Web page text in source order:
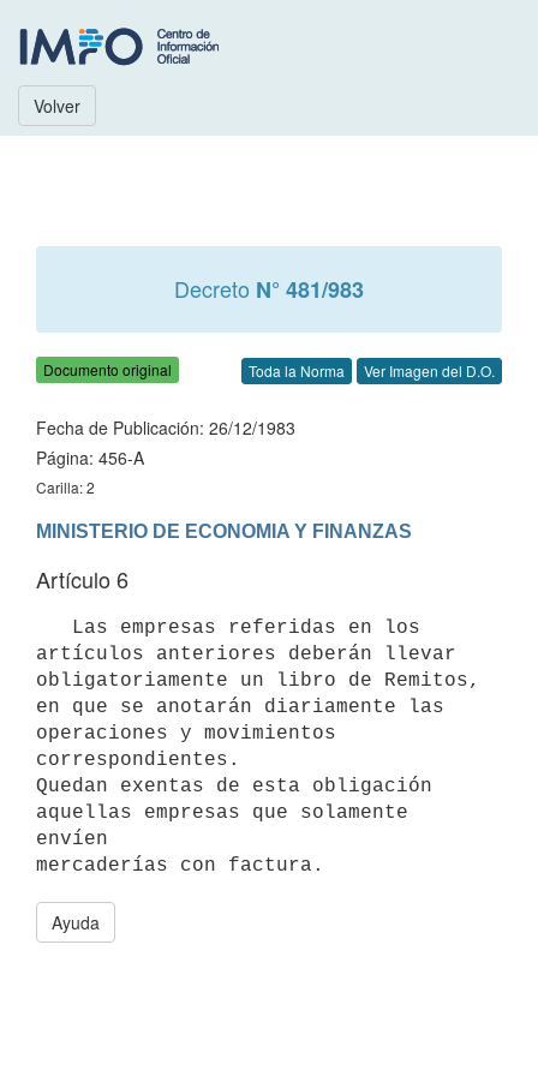
Volver
Decreto N° 481/983
Documento original Toda la Norma Ver Imagen del D.O.
Fecha de Publicación: 26/12/1983
Página: 456-A
Carilla: 2
MINISTERIO DE ECONOMIA Y FINANZAS
Artículo 6
artículos anteriores deberán llevar
obligatoriamente un libro de Remitos,
en que se anotarán diariamente las
operaciones y movimientos
correspondientes.
Quedan exentas de esta obligación
aquellas empresas que solamente
envíen
Ayuda